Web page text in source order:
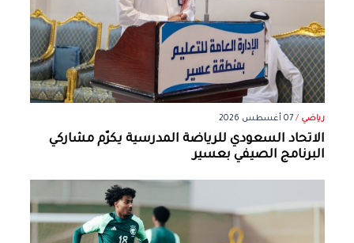
رياضي /07 أغسطس 2026
الاتحاد السعودي للرياضة المدرسية يكرّم مشاركي
البرنامج الصيفي بعسير